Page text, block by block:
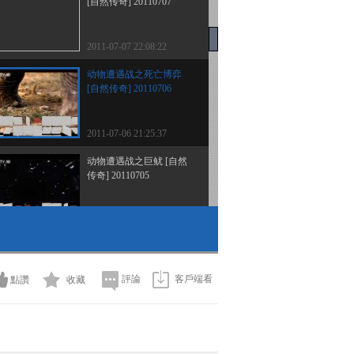
2011-07-07 22:08:22
动物遭遇战之死亡博弈
[自然传奇] 20110706
2011-07-06 21:25:37
动物遭遇战之巨鱿 [自然
传奇] 20110705
2011-07-04 21:40:02
然传奇] 20110702
點讚 收藏 評論 客戶端看